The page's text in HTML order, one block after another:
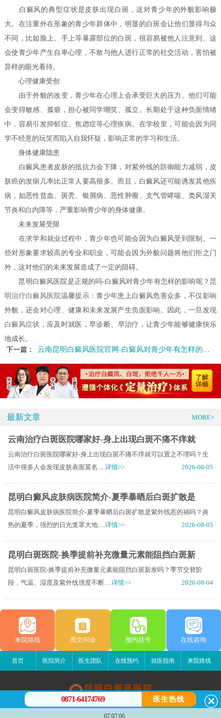
白癜风的典型症状是皮肤出现白斑，这对青少年的外貌影响极
大。在注重外在形象的青少年群体中，明显的白斑会让他们显得与众
不同，比如脸上、手上等暴露部位的白斑，很容易被他人注意到。这
会使青少年产生自卑心理，不敢与他人进行正常的社交活动，害怕被
异样的眼光看待。
心理健康受创
由于外貌的改变，青少年在心理上会承受巨大的压力。他们可能
会变得敏感、孤僻，担心被同学嘲笑、孤立。长期处于这种负面情绪
中，容易引发抑郁症、焦虑症等心理疾病。在学校里，可能会因为同
学不经意的玩笑而陷入自我怀疑，影响正常的学习和生活。
身体健康隐患
白癜风患者皮肤的抵抗力会下降，对紫外线的防御能力减弱，皮
肤癌的发病几率比正常人要高很多。而且，白癜风还可能诱发其他疾
病，如恶性贫血、斑秃、银屑病、恶性肿瘤、支气管哮喘、类风湿关
节炎和白内障等，严重影响青少年的身体健康。
未来发展受限
在求学和就业过程中，青少年也可能会因为白癜风受到限制。一
些对形象要求较高的专业和职业，可能会因为外貌问题将他们拒之门
外，这对他们的未来发展造成了一定的阻碍。
昆明白癜风医院是正规的吗-白癜风对青少年有怎样的影响呢？ 昆
明治疗白癜风医院温馨提示：青少年患上白癜风危害众多，不仅影响
外貌，还会对心理、健康和未来发展产生负面影响。因此，一旦发现
白癜风症状 ，应及时就医，早诊断、早治疗，让青少年能够健康快乐
地成长。
下一篇：
云南昆明白癜风医院官网-白癜风对青少年有怎样的危害呢
最新文章 MORE+
云南治疗白斑医院哪家好-身上出现白斑不痛不痒就
云南治疗白斑医院哪家好-身上出现白斑不痛不痒就可以置之不理吗？生
活中很多人会发现皮肤表面莫名.....详情>> 2026-08-05
昆明白癜风皮肤病医院简介-夏季暴晒后白斑扩散是
昆明白癜风皮肤病医院简介-夏季暴晒后白斑扩散是紫外线惹的祸吗？炎
热的夏季，强烈的日光笼罩大地.....详情>> 2026-08-05
昆明白斑医院-换季提前补充微量元素能阻挡白斑新
昆明白斑医院-换季提前补充微量元素能阻挡白斑新发吗？季节交替阶
段，气温、湿度及紫外线强度不断.....详情>> 2026-08-04
来院路线 图文问诊 预约挂号 在线咨询
首页 医院简介 医生团队 在线预约 就医指南 来院路线
昆明白癜风医院
0871-64174769 医生热线
07:07:06